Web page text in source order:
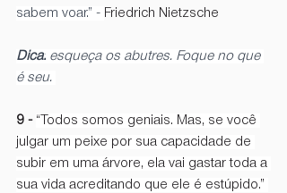
sabem voar.” - Friedrich Nietzsche
Dica: esqueça os abutres. Foque no que
é seu.
9 - “Todos somos geniais. Mas, se você
julgar um peixe por sua capacidade de
subir em uma árvore, ela vai gastar toda a
sua vida acreditando que ele é estúpido.”